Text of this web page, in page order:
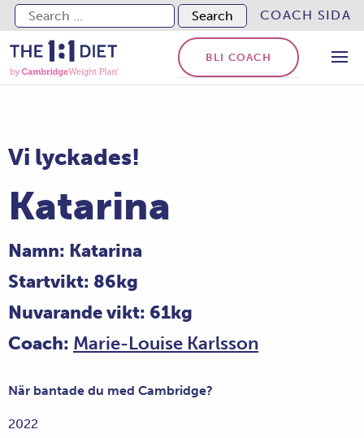
Search for: COACH SIDA
BLI COACH
Vi lyckades!
Katarina
Namn: Katarina
Startvikt: 86kg
Nuvarande vikt: 61kg
Coach: Marie-Louise Karlsson
När bantade du med Cambridge?
2022